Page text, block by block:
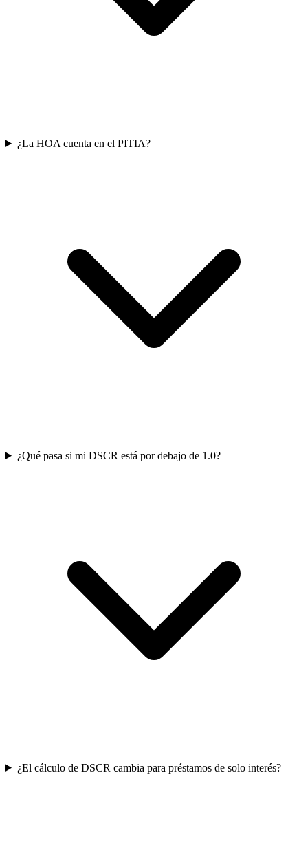
¿La HOA cuenta en el PITIA?
¿Qué pasa si mi DSCR está por debajo de 1.0?
¿El cálculo de DSCR cambia para préstamos de solo interés?